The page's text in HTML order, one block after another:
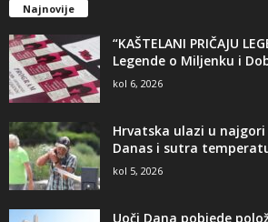
Najnovije
“KAŠTELANI PRIČAJU
Legende o Miljenku i
kol 6, 2026
Hrvatska ulazi u
Danas i sutra
kol 5, 2026
Uoči Dana pobjede